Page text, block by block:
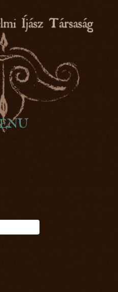
íjászat